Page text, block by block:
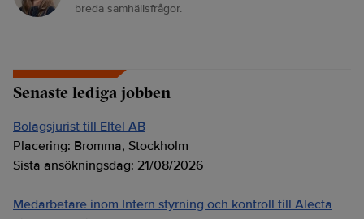
breda samhällsfrågor.
Senaste lediga jobben
Bolagsjurist till Eltel AB
Placering: Bromma, Stockholm
Sista ansökningsdag: 21/08/2026
Medarbetare inom Intern styrning och kontroll till Alecta